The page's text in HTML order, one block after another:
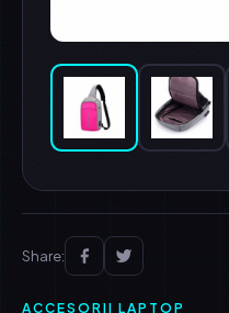
Share:
ACCESORII LAPTOP